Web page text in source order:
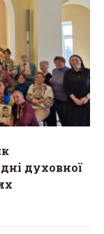
духовної